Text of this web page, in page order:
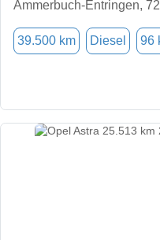
Ammerbuch-Entringen,
39.500 km Diesel 96